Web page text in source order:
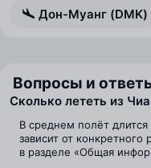
Дон-Муанг (DMK)
Вопросы и
Сколько лететь из
В среднем полёт
зависит от
в разделе «Общая